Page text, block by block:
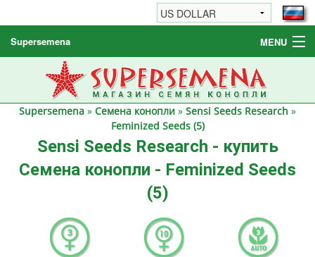
Supersemena MENU
Семена конопли
Другие товары
Как заказать / FAQ
Supersemena » Семена конопли » Sensi Seeds Research »
Feminized Seeds (5)
Sensi Seeds Research - купить
Семена конопли - Feminized Seeds
(5)